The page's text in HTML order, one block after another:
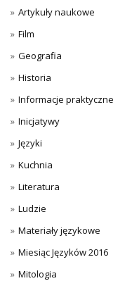
Artykuły naukowe
Film
Geografia
Historia
Informacje praktyczne
Inicjatywy
Języki
Kuchnia
Literatura
Ludzie
Materiały językowe
Miesiąc Języków 2016
Mitologia